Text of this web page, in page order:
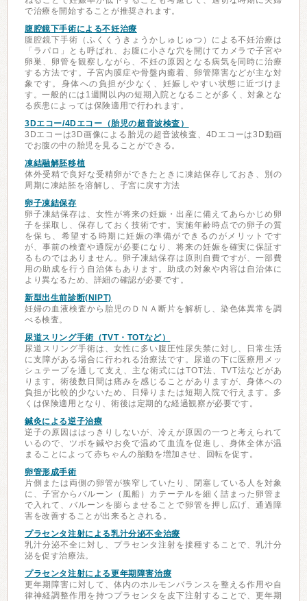
で治療を開始することが推奨されます。
腹腔鏡下手術による不妊治療
腹腔鏡下手術（ふくくうきょうかしゅじゅつ）による不妊治療は
「ラパロ」とも呼ばれ、お腹に小さな穴を開けてカメラで子宮や
卵巣、卵管を観察しながら、不妊の原因となる病気を同時に治療
する方法です。子宮内膜症や骨盤内癒着、卵管障害などが主な対
象です。身体への負担が少なく、妊娠しやすい状態に近づけま
す。一般的には1週間以内の短期入院となることが多く、対象とな
る疾患によっては保険適用で行われます。
3Dエコー/4Dエコー（胎児の超音波検査）
3Dエコーは3D画像による胎児の超音波検査、4Dエコーは3D動画
でお腹の中の胎児を見ることができる。
凍結融解胚移植
体外受精で良好な受精卵ができたときに凍結保存しておき、別の
周期に凍結胚を溶解し、子宮に戻す方法
卵子凍結保存
卵子凍結保存は、女性が将来の妊娠・出産に備えてあらかじめ卵
子を採取し、保存しておく技術です。実施年齢時点での卵子の質
を保ち、希望する時期に妊娠の準備ができるのがメリットです
が、事前の検査や通院が必要になり、将来の妊娠を確実に保証す
るものではありません。卵子凍結保存は原則自費ですが、一部費
用の助成を行う自治体もあります。助成の対象や内容は自治体に
より異なるため、詳細の確認が必要です。
新型出生前診断(NIPT)
妊婦の血液検査から胎児のＤＮＡ断片を解析し、染色体異常を調
べる検査。
尿道スリング手術（TVT・TOTなど）
尿道スリング手術は、女性に多い腹圧性尿失禁に対し、日常生活
に支障がある場合に行われる治療法です。尿道の下に医療用メッ
シュテープを通して支え、主な術式にはTOT法、TVT法などがあ
ります。術後数日間は痛みを感じることがありますが、身体への
負担が比較的少ないため、日帰りまたは短期入院で行えます。多
くは保険適用となり、術後は定期的な経過観察が必要です。
鍼灸による逆子治療
逆子の原因ははっきりしないが、冷えが原因の一つと考えられて
いるので、ツボを鍼やお灸で温めて血流を促進し、身体全体が温
まることによって赤ちゃんの胎動を増加させ、回転を促す。
卵管形成手術
片側または両側の卵管が狭窄していたり、閉塞している人を対象
に、子宮からバルーン（風船）カテーテルを細く詰まった卵管ま
で入れて、バルーンを膨らませることで卵管を押し広げ、通過障
害を改善することが出来るとされる。
プラセンタ注射による乳汁分泌不全治療
乳汁分泌不全に対し、プラセンタ注射を接種することで、乳汁分
泌を促す治療法。
プラセンタ注射による更年期障害治療
更年期障害に対して、体内のホルモンバランスを整える作用や自
律神経調整作用を持つプラセンタを皮下注射することで、更年期